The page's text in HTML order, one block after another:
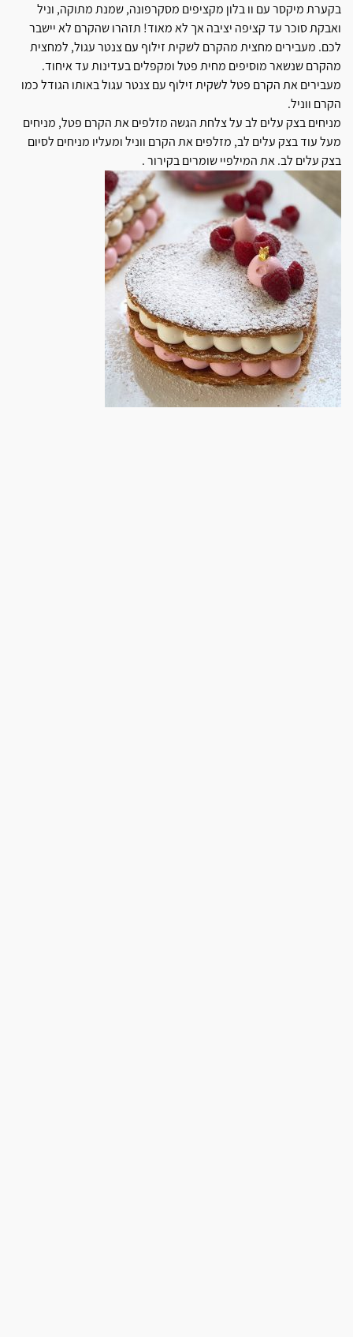
בקערת מיקסר עם וו בלון מקציפים מסקרפונה, שמנת מתוקה, וניל
ואבקת סוכר עד קציפה יציבה אך לא מאוד! תזהרו שהקרם לא יישבר
לכם. מעבירים מחצית מהקרם לשקית זילוף עם צנטר עגול, למחצית
מהקרם שנשאר מוסיפים מחית פטל ומקפלים בעדינות עד איחוד.
מעבירים את הקרם פטל לשקית זילוף עם צנטר עגול באותו הגודל כמו
הקרם ווניל.
מניחים בצק עלים לב על צלחת הגשה מזלפים את הקרם פטל, מניחים
מעל עוד בצק עלים לב, מזלפים את הקרם ווניל ומעליו מניחים לסיום
בצק עלים לב. את המילפיי שומרים בקירור .